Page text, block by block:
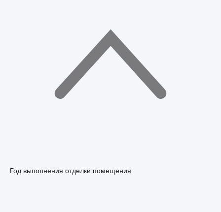
Год выполнения отделки помещения